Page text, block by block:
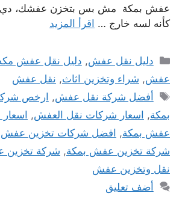
عفش بمكة مش بس بتخزن عفشك، دي
كأنه لسه خارج … اقرأ المزيد
التصنيفات
دليل نقل عفش, دليل نقل عفش
عفش, شراء وتخزين اثاث, نقل عفش
الوسوم
أفضل شركة نقل عفش, ارخص
بمكة, اسعار شركات نقل العفش,
عفش بمكة, افضل شركات تخزين عفش
شركة تخزين عفش بمكة, شركة تخزين
نقل وتخزين عفش
أضف تعليق